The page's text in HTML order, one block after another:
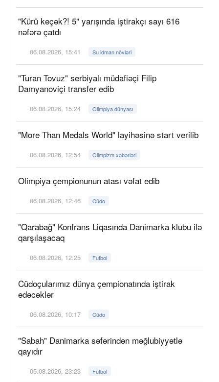
"Kürü keçək?! 5" yarışında iştirakçı sayı 616
nəfərə çatdı
06.08.2026, 15:41 Su idman növləri
"Turan Tovuz" serbiyalı müdafiəçi Filip
Damyanoviçi transfer edib
06.08.2026, 15:24 Olimpiya dünyası
"More Than Medals World" layihəsinə start verilib
06.08.2026, 12:54 Olimpizm xəbərləri
Olimpiya çempionunun atası vəfat edib
06.08.2026, 12:46 Cüdo
"Qarabağ" Konfrans Liqasında Danimarka klubu ilə
qarşılaşacaq
06.08.2026, 12:25 Futbol
Cüdoçularımız dünya çempionatında iştirak
edəcəklər
06.08.2026, 10:17 Cüdo
"Sabah" Danimarka səfərindən məğlubiyyətlə
qayıdır
05.08.2026, 23:23 Futbol